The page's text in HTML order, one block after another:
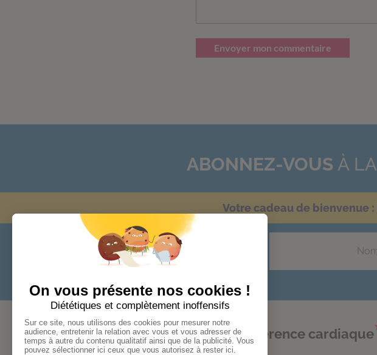
Envoyer mon commentaire
ABONNEZ-VOUS À LA
Votre cadeau de bienvenue :
Audace Bonheur Cohérence cardiaque